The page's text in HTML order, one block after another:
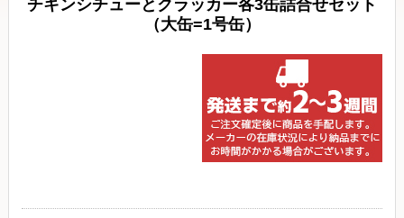
チキンシチューとクラッカー各3缶詰合せセット
（大缶=1号缶）